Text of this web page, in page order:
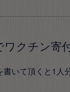
ワクチン寄
書いて頂くと1人